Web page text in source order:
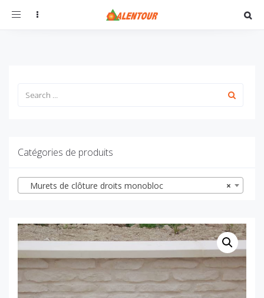
Toggle
Catégories de produits
×
Murets de clôture droits monobloc